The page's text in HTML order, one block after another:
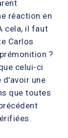
réaction en
cela, il faut
Carlos
?
celui-ci
une
que toutes